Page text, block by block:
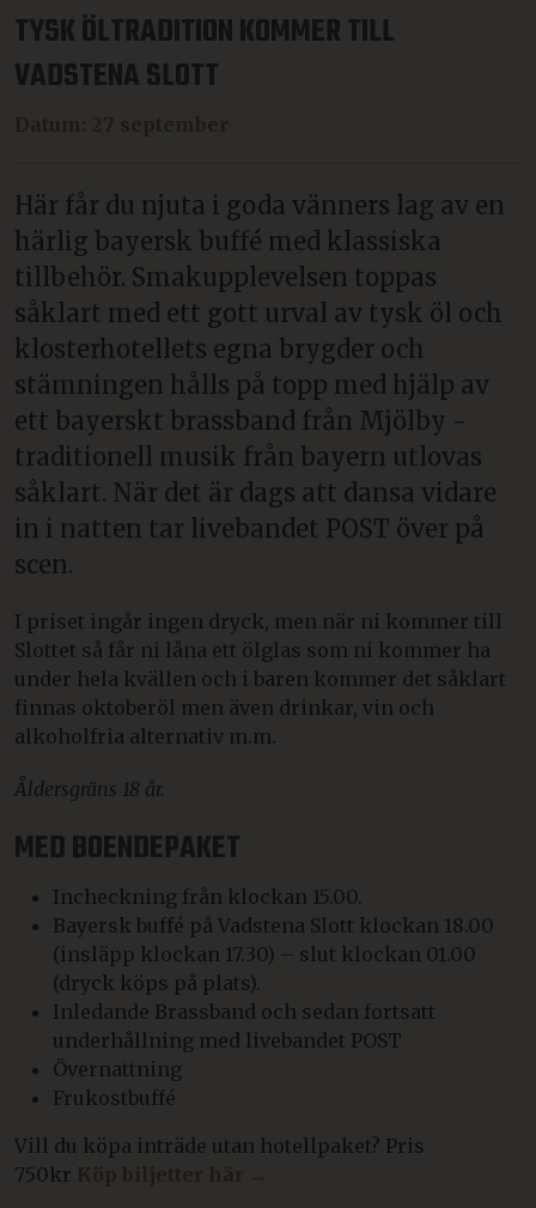
TYSK ÖLTRADITION KOMMER TILL
VADSTENA SLOTT
Datum: 27 september
Här får du njuta i goda vänners lag av en
härlig bayersk buffé med klassiska
tillbehör. Smakupplevelsen toppas
såklart med ett gott urval av tysk öl och
klosterhotellets egna brygder och
stämningen hålls på topp med hjälp av
ett bayerskt brassband från Mjölby -
traditionell musik från bayern utlovas
såklart. När det är dags att dansa vidare
in i natten tar livebandet POST över på
scen.
I priset ingår ingen dryck, men när ni kommer till
Slottet så får ni låna ett ölglas som ni kommer ha
under hela kvällen och i baren kommer det såklart
finnas oktoberöl men även drinkar, vin och
alkoholfria alternativ m.m.
Åldersgräns 18 år.
MED BOENDEPAKET
Incheckning från klockan 15.00.
Bayersk buffé på Vadstena Slott klockan 18.00
(insläpp klockan 17.30) – slut klockan 01.00
(dryck köps på plats).
Inledande Brassband och sedan fortsatt
underhållning med livebandet POST
Övernattning
Frukostbuffé
Vill du köpa inträde utan hotellpaket? Pris
750kr Köp biljetter här →